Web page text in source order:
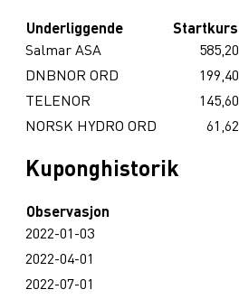
Underliggende Startkurs
Salmar ASA
585,20
DNBNOR ORD
199,40
TELENOR
145,60
NORSK HYDRO ORD
61,62
Kuponghistorik
Observasjon
2022-01-03
2022-04-01
2022-07-01